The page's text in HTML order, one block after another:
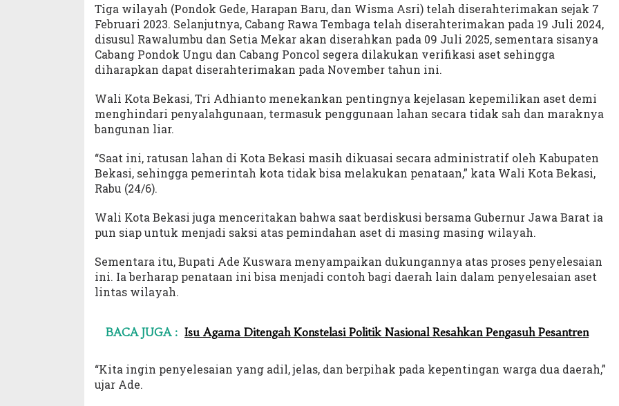
Tiga wilayah (Pondok Gede, Harapan Baru, dan Wisma Asri) telah diserahterimakan sejak 7
Februari 2023. Selanjutnya, Cabang Rawa Tembaga telah diserahterimakan pada 19 Juli 2024,
disusul Rawalumbu dan Setia Mekar akan diserahkan pada 09 Juli 2025, sementara sisanya
Cabang Pondok Ungu dan Cabang Poncol segera dilakukan verifikasi aset sehingga
diharapkan dapat diserahterimakan pada November tahun ini.
Wali Kota Bekasi, Tri Adhianto menekankan pentingnya kejelasan kepemilikan aset demi
menghindari penyalahgunaan, termasuk penggunaan lahan secara tidak sah dan maraknya
bangunan liar.
“Saat ini, ratusan lahan di Kota Bekasi masih dikuasai secara administratif oleh Kabupaten
Bekasi, sehingga pemerintah kota tidak bisa melakukan penataan,” kata Wali Kota Bekasi,
Rabu (24/6).
Wali Kota Bekasi juga menceritakan bahwa saat berdiskusi bersama Gubernur Jawa Barat ia
pun siap untuk menjadi saksi atas pemindahan aset di masing masing wilayah.
Sementara itu, Bupati Ade Kuswara menyampaikan dukungannya atas proses penyelesaian
ini. Ia berharap penataan ini bisa menjadi contoh bagi daerah lain dalam penyelesaian aset
lintas wilayah.
BACA JUGA : Isu Agama Ditengah Konstelasi Politik Nasional Resahkan Pengasuh Pesantren
“Kita ingin penyelesaian yang adil, jelas, dan berpihak pada kepentingan warga dua daerah,”
ujar Ade.